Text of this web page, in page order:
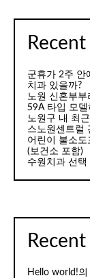
군휴가 2주 안
치과 있을까?
노원 신혼부
59A 타입 모델
노원구 내 최
스노원센트럴
어린이 불소도
(보건소 포함)
수원치과 선택
Hello world!의